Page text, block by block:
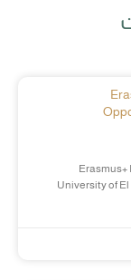
University of